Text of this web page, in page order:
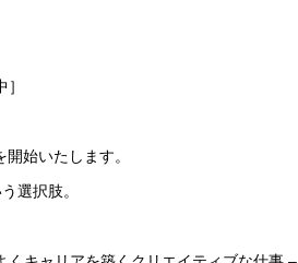
始いたします。
選択肢。